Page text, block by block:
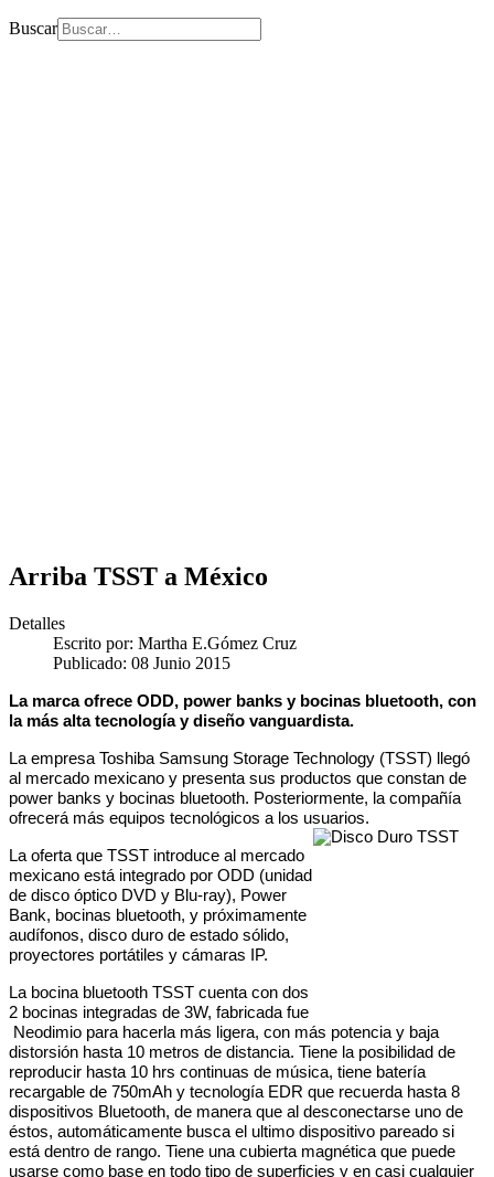
Buscar
Arriba TSST a México
Detalles
Escrito por: Martha E.Gómez Cruz
Publicado: 08 Junio 2015
La marca ofrece ODD, power banks y bocinas bluetooth, con
la más alta tecnología y diseño vanguardista.
La empresa Toshiba Samsung Storage Technology (TSST) llegó
al mercado mexicano y presenta sus productos que constan de
power banks y bocinas bluetooth. Posteriormente, la compañía
ofrecerá más equipos tecnológicos a los usuarios.
La oferta que TSST introduce al mercado
mexicano está integrado por ODD (unidad
de disco óptico DVD y Blu-ray), Power
Bank, bocinas bluetooth, y próximamente
audífonos, disco duro de estado sólido,
proyectores portátiles y cámaras IP.
La bocina bluetooth TSST cuenta con dos
2 bocinas integradas de 3W, fabricada fue
Neodimio para hacerla más ligera, con más potencia y baja
distorsión hasta 10 metros de distancia. Tiene la posibilidad de
reproducir hasta 10 hrs continuas de música, tiene batería
recargable de 750mAh y tecnología EDR que recuerda hasta 8
dispositivos Bluetooth, de manera que al desconectarse uno de
éstos, automáticamente busca el ultimo dispositivo pareado si
está dentro de rango. Tiene una cubierta magnética que puede
usarse como base en todo tipo de superficies y en casi cualquier